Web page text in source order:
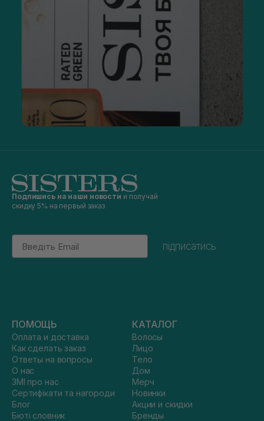
Подпишись на наши новости и получай
скидку 5% на первый заказ
Email
підписатись
ПОМОЩЬ
Оплата и доставка
Как сделать заказ
Ответы на вопросы
О нас
ЗМІ про нас
Сертифікати та нагороди
Блог
Бюті словник
КАТАЛОГ
Волосы
Лицо
Тело
Дом
Мерч
Новинки
Акции и скидки
Бренды